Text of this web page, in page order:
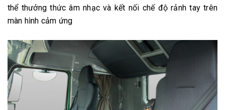
thể thưởng thức âm nhạc và kết nối chế độ rảnh tay trên
màn hình cảm ứng